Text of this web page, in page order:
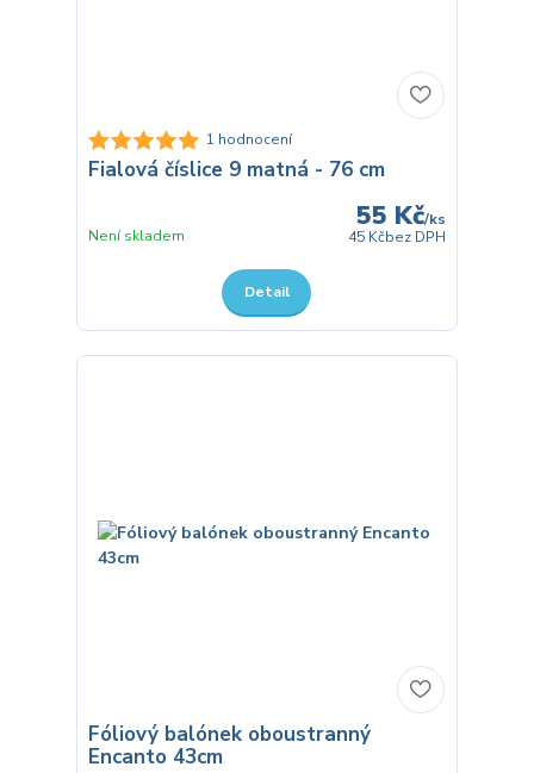
1 hodnocení
Fialová číslice 9 matná - 76 cm
55 Kč/ks
45 Kčbez DPH
Není skladem
Detail
Fóliový balónek oboustranný
Encanto 43cm